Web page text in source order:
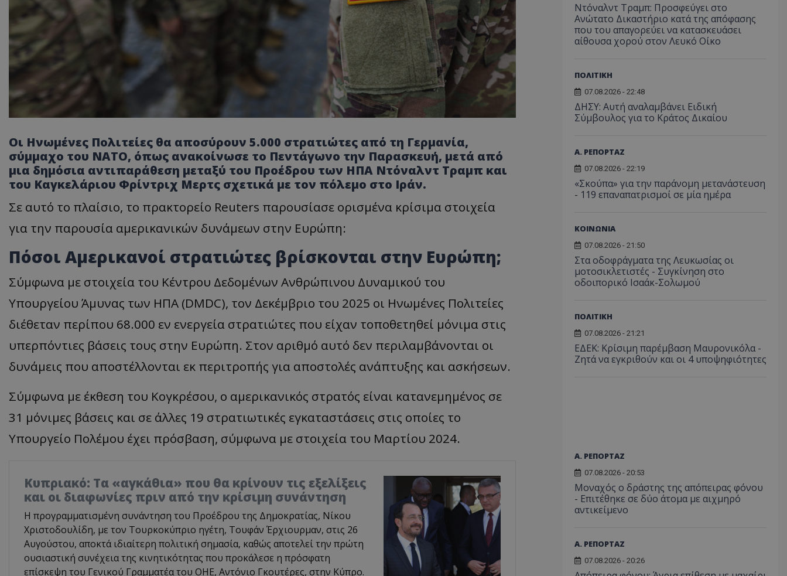
Οι Ηνωμένες Πολιτείες θα αποσύρουν 5.000 στρατιώτες από τη Γερμανία,
σύμμαχο του ΝΑΤΟ, όπως ανακοίνωσε το Πεντάγωνο την Παρασκευή, μετά από
μια δημόσια αντιπαράθεση μεταξύ του Προέδρου των ΗΠΑ Ντόναλντ Τραμπ και
του Καγκελάριου Φρίντριχ Μερτς σχετικά με τον πόλεμο στο Ιράν.
Σε αυτό το πλαίσιο, το πρακτορείο Reuters παρουσίασε ορισμένα κρίσιμα στοιχεία
για την παρουσία αμερικανικών δυνάμεων στην Ευρώπη:
Πόσοι Αμερικανοί στρατιώτες βρίσκονται στην Ευρώπη;
Σύμφωνα με στοιχεία του Κέντρου Δεδομένων Ανθρώπινου Δυναμικού του
Υπουργείου Άμυνας των ΗΠΑ (DMDC), τον Δεκέμβριο του 2025 οι Ηνωμένες Πολιτείες
διέθεταν περίπου 68.000 εν ενεργεία στρατιώτες που είχαν τοποθετηθεί μόνιμα στις
υπερπόντιες βάσεις τους στην Ευρώπη. Στον αριθμό αυτό δεν περιλαμβάνονται οι
δυνάμεις που αποστέλλονται εκ περιτροπής για αποστολές ανάπτυξης και ασκήσεων.
Σύμφωνα με έκθεση του Κογκρέσου, ο αμερικανικός στρατός είναι κατανεμημένος σε
31 μόνιμες βάσεις και σε άλλες 19 στρατιωτικές εγκαταστάσεις στις οποίες το
Υπουργείο Πολέμου έχει πρόσβαση, σύμφωνα με στοιχεία του Μαρτίου 2024.
Κυπριακό: Τα «αγκάθια» που θα κρίνουν τις εξελίξεις
και οι διαφωνίες πριν από την κρίσιμη συνάντηση
Η προγραμματισμένη συνάντηση του Προέδρου της Δημοκρατίας, Νίκου
Χριστοδουλίδη, με τον Τουρκοκύπριο ηγέτη, Τουφάν Έρχιουρμαν, στις 26
Αυγούστου, αποκτά ιδιαίτερη πολιτική σημασία, καθώς αποτελεί την πρώτη
ουσιαστική συνέχεια της κινητικότητας που προκάλεσε η πρόσφατη
επίσκεψη του Γενικού Γραμματέα του ΟΗΕ, Αντόνιο Γκουτέρες, στην Κύπρο.
Ντόναλντ Τραμπ: Προσφεύγει στο
Ανώτατο Δικαστήριο κατά της απόφασης
που του απαγορεύει να κατασκευάσει
αίθουσα χορού στον Λευκό Οίκο
ΠΟΛΙΤΙΚΗ
07.08.2026 - 22:48
ΔΗΣΥ: Αυτή αναλαμβάνει Ειδική
Σύμβουλος για το Κράτος Δικαίου
Α. ΡΕΠΟΡΤΑΖ
07.08.2026 - 22:19
«Σκούπα» για την παράνομη μετανάστευση
- 119 επαναπατρισμοί σε μία ημέρα
ΚΟΙΝΩΝΙΑ
07.08.2026 - 21:50
Στα οδοφράγματα της Λευκωσίας οι
μοτοσικλετιστές - Συγκίνηση στο
οδοιπορικό Ισαάκ-Σολωμού
ΠΟΛΙΤΙΚΗ
07.08.2026 - 21:21
ΕΔΕΚ: Κρίσιμη παρέμβαση Μαυρονικόλα -
Ζητά να εγκριθούν και οι 4 υποψηφιότητες
Α. ΡΕΠΟΡΤΑΖ
07.08.2026 - 20:53
Μοναχός ο δράστης της απόπειρας φόνου
- Επιτέθηκε σε δύο άτομα με αιχμηρό
αντικείμενο
Α. ΡΕΠΟΡΤΑΖ
07.08.2026 - 20:26